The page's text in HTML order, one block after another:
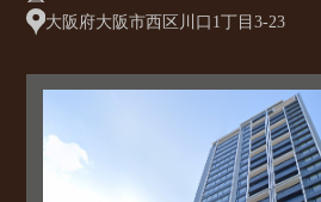
大阪府大阪市西区川口1丁目3-23